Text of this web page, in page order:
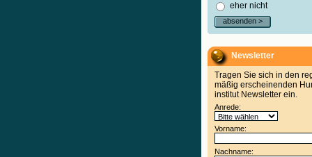
eher nicht
absenden >
Newsletter
Tragen Sie sich in den
mäßig erscheinenden
institut Newsletter ein.
Anrede:
Vorname:
Nachname: